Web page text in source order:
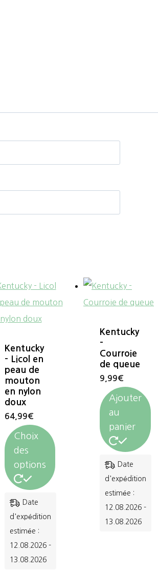
Kentucky
– Licol en
peau de
mouton
en nylon
doux
64,99€
Choix
des
options
Ce
produit
plusieurs
variations.
Date
d'expédition
estimée :
12.08.2026 -
13.08.2026
Kentucky
–
Courroie
de queue
9,99€
Ajouter
au
panier
Date
d'expédition
estimée :
12.08.2026 -
13.08.2026